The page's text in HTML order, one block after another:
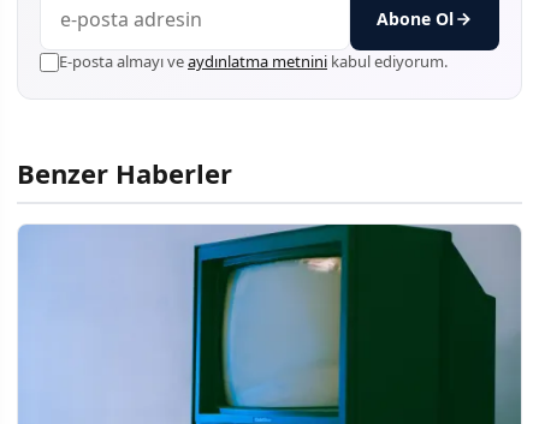
Abone Ol
E-posta almayı veaydınlatma metnini kabul ediyorum.
Benzer Haberler